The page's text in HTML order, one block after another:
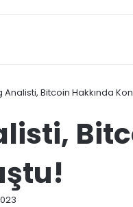
Bitcoin Hakkında